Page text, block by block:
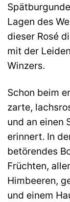
Lagen des
dieser Rosé
mit der
Winzers.
Schon beim
zarte,
und an einen
erinnert. In
betörendes
Früchten,
Himbeeren,
und einem